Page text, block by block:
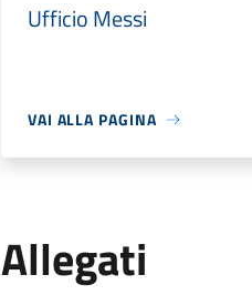
Ufficio Messi
VAI ALLA PAGINA
Allegati